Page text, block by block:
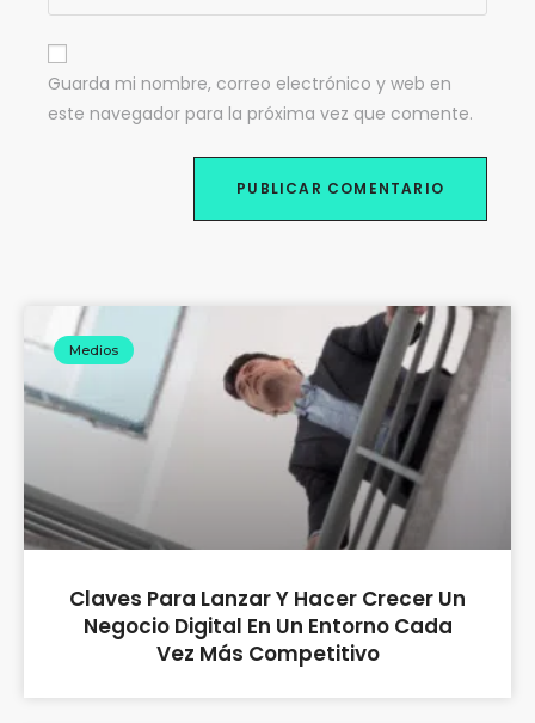
Guarda mi nombre, correo electrónico y web en
este navegador para la próxima vez que comente.
Medios
Claves Para Lanzar Y Hacer Crecer Un
Negocio Digital En Un Entorno Cada
Vez Más Competitivo